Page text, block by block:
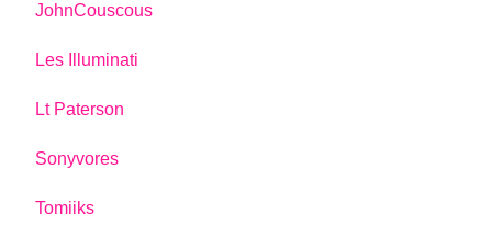
JohnCouscous
Les Illuminati
Lt Paterson
Sonyvores
Tomiiks